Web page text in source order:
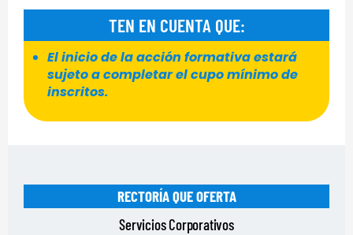
RECTORÍA QUE OFERTA
Servicios Corporativos
TEN EN CUENTA QUE:
El inicio de la acción formativa estará
sujeto a completar el cupo mínimo de
inscritos.